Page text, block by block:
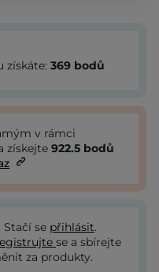
získáte: 369 bodů
v rámci
získejte 922.5 bodů
Stačí se přihlásit.
se a sbírejte
za produkty.